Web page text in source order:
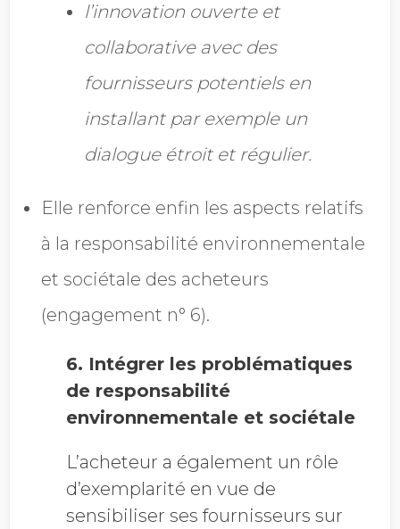
l’innovation ouverte et
collaborative avec des
fournisseurs potentiels en
installant par exemple un
dialogue étroit et régulier.
Elle renforce enfin les aspects relatifs
à la responsabilité environnementale
et sociétale des acheteurs
(engagement n° 6).
6. Intégrer les problématiques
de responsabilité
environnementale et sociétale
L’acheteur a également un rôle
d’exemplarité en vue de
sensibiliser ses fournisseurs sur